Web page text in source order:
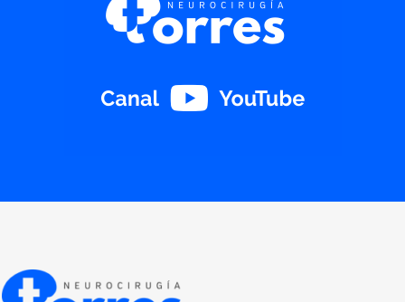
Video información